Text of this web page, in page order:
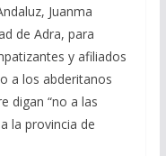
Juanma
de Adra, para
y afiliados
a los abderitanos
digan “no a las
la provincia de